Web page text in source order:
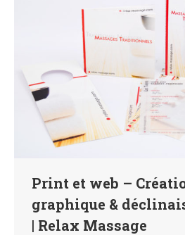
Print et web –
graphique &
| Relax Massage